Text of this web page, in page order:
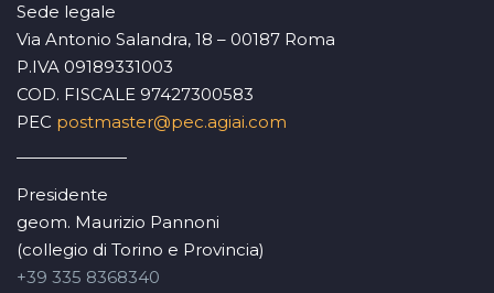
Sede legale
Via Antonio Salandra, 18 – 00187 Roma
P.IVA 09189331003
COD. FISCALE 97427300583
PEC postmaster@pec.agiai.com
Presidente
geom. Maurizio Pannoni
(collegio di Torino e Provincia)
+39 335 8368340